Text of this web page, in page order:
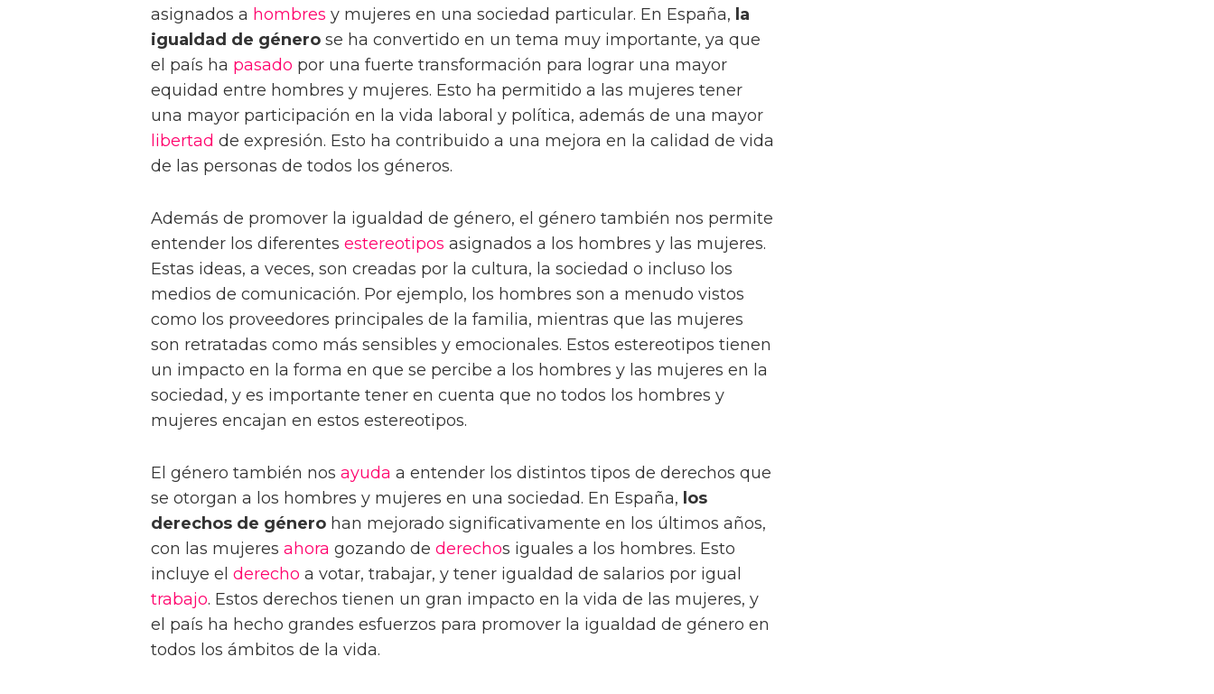
asignados a hombres y mujeres en una sociedad particular. En España, la
igualdad de género se ha convertido en un tema muy importante, ya que
el país ha pasado por una fuerte transformación para lograr una mayor
equidad entre hombres y mujeres. Esto ha permitido a las mujeres tener
una mayor participación en la vida laboral y política, además de una mayor
libertad de expresión. Esto ha contribuido a una mejora en la calidad de vida
de las personas de todos los géneros.
Además de promover la igualdad de género, el género también nos permite
entender los diferentes estereotipos asignados a los hombres y las mujeres.
Estas ideas, a veces, son creadas por la cultura, la sociedad o incluso los
medios de comunicación. Por ejemplo, los hombres son a menudo vistos
como los proveedores principales de la familia, mientras que las mujeres
son retratadas como más sensibles y emocionales. Estos estereotipos tienen
un impacto en la forma en que se percibe a los hombres y las mujeres en la
sociedad, y es importante tener en cuenta que no todos los hombres y
mujeres encajan en estos estereotipos.
El género también nos ayuda a entender los distintos tipos de derechos que
se otorgan a los hombres y mujeres en una sociedad. En España, los
derechos de género han mejorado significativamente en los últimos años,
con las mujeres ahora gozando de derechos iguales a los hombres. Esto
incluye el derecho a votar, trabajar, y tener igualdad de salarios por igual
trabajo. Estos derechos tienen un gran impacto en la vida de las mujeres, y
el país ha hecho grandes esfuerzos para promover la igualdad de género en
todos los ámbitos de la vida.